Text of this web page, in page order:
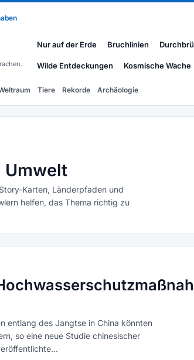
Nur auf der Erde Bruchlinien
Wilde Entdeckungen Kosmische Wache
Tiere Rekorde Archäologie
Umwelt
Karten, Länderpfaden und
helfen, das Thema richtig zu
entlang des Jangtse in China könnten
so eine neue Studie chinesischer